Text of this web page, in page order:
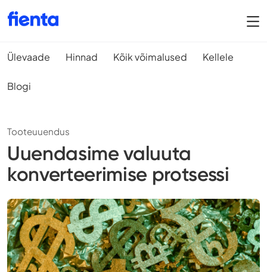
Ülevaade Hinnad Kõik võimalused Kellele
Blogi
Tooteuuendus
Uuendasime valuuta
konverteerimise protsessi